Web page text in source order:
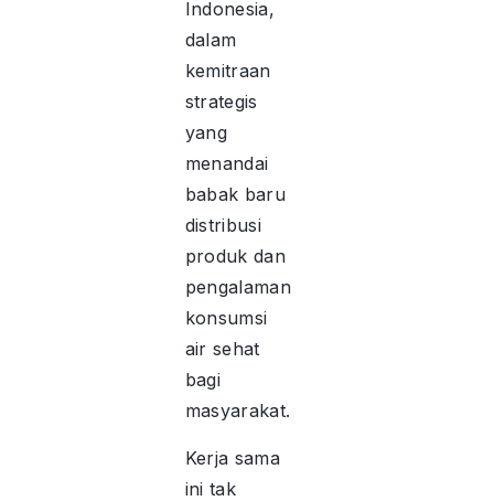
Indonesia,
dalam
kemitraan
strategis
yang
menandai
babak baru
distribusi
produk dan
pengalaman
konsumsi
air sehat
bagi
masyarakat.
Kerja sama
ini tak